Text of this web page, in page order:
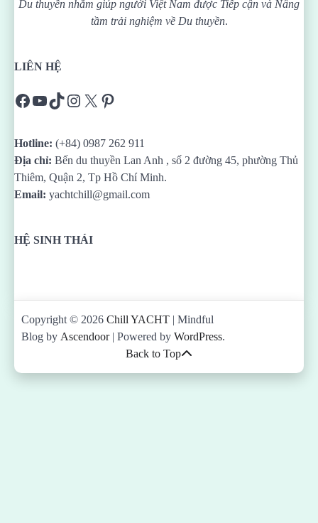
Du thuyền nhằm giúp người Việt Nam được Tiếp cận và Nâng
tầm trải nghiệm về Du thuyền.
LIÊN HỆ
Facebook
YouTube
TikTok
Instagram
X Pinterest
Hotline: (+84) 0987 262 911
Địa chỉ: Bến du thuyền Lan Anh , số 2 đường 45, phường Thủ
Thiêm, Quận 2, Tp Hồ Chí Minh.
Email: yachtchill@gmail.com
HỆ SINH THÁI
Copyright © 2026 Chill YACHT | Mindful
Blog by Ascendoor| Powered by WordPress.
Back to Top